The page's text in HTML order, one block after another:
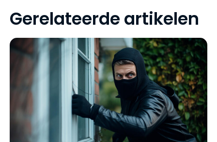
Gerelateerde artikelen